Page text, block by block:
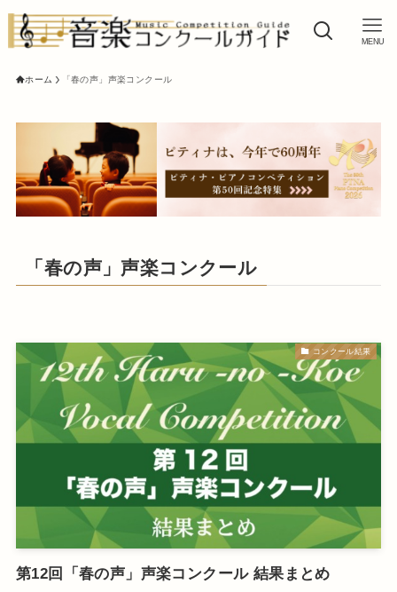
MENU
ホーム 「春の声」声楽コンクール
「春の声」声楽コンクール
コンクール結果
第12回「春の声」声楽コンクール 結果まとめ